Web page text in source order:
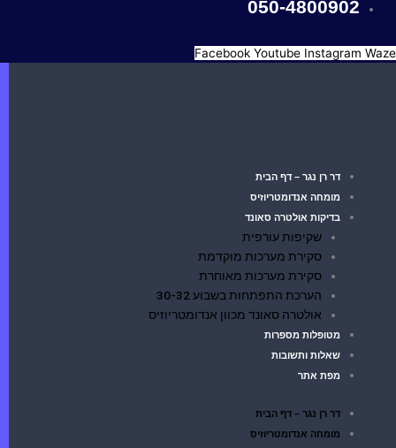
050-4800902
Facebook Youtube Instagram
דר רן נגר – דף הבית
מומחה אנדומטריוזיס
בדיקות אולטרה סאונד
שקיפות עורפית
סקירת מערכות מוקדמת
סקירת מערכות מאוחרת
הערכת התפתחות בשבוע 30-32
אולטרה סאונד מכוון אנדומטריוזיס
מטופלות מספרות
שאלות ותשובות
מפת אתר
דר רן נגר – דף הבית
מומחה אנדומטריוזיס